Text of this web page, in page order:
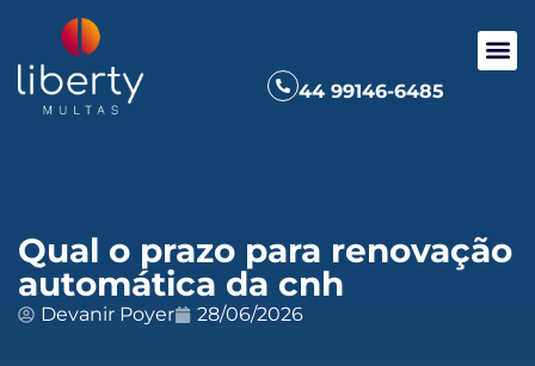
44 99146-6485
Qual o prazo para renovação
automática da cnh
Devanir Poyer 28/06/2026